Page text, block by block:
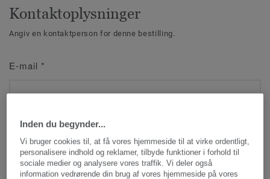
Kontaktoplysninger
Angiv en kontaktperson for denne bestilling.
E-mail *
Navn*
Inden du begynder...
Vi bruger cookies til, at få vores hjemmeside til at virke ordentligt,
personalisere indhold og reklamer, tilbyde funktioner i forhold til
sociale medier og analysere vores traffik. Vi deler også
information vedrørende din brug af vores hjemmeside på vores